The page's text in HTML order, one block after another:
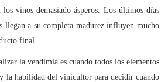
vinos demasiado ásperos. Los últimos días
llegan a su completa madurez influyen mucho
final.
la vendimia es cuando todos los elementos
la habilidad del vinicultor para decidir cuando